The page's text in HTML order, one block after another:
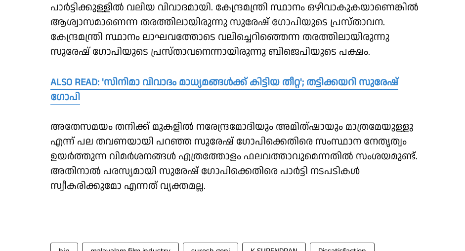
പാർട്ടിക്കുള്ളിൽ വലിയ വിവാദമായി. കേന്ദ്രമന്ത്രി സ്ഥാനം ഒഴിവാകുകയാണെങ്കിൽ
ആശ്വാസമാണെന്ന തരത്തിലായിരുന്നു സുരേഷ് ഗോപിയുടെ പ്രസ്താവന.
കേന്ദ്രമന്ത്രി സ്ഥാനം ലാഘവത്തോടെ വലിച്ചെറിഞ്ഞെന്ന തരത്തിലായിരുന്നു
സുരേഷ് ഗോപിയുടെ പ്രസ്താവനെന്നായിരുന്നു ബിജെപിയുടെ പക്ഷം.
ALSO READ: 'സിനിമാ വിവാദം മാധ്യമങ്ങള്‍ക്ക് കിട്ടിയ തീറ്റ'; തട്ടിക്കയറി സുരേഷ്
ഗോപി
അതേസമയം തനിക്ക് മുകളിൽ നരേന്ദ്രമോദിയും അമിത്ഷായും മാത്രമേയുള്ളു
എന്ന് പല തവണയായി പറഞ്ഞ സുരേഷ് ഗോപിക്കെതിരെ സംസ്ഥാന നേതൃത്വം
ഉയർത്തുന്ന വിമർശനങ്ങൾ എത്രത്തോളം ഫലവത്താവുമെന്നതിൽ സംശയമുണ്ട്.
അതിനാൽ പരസ്യമായി സുരേഷ് ഗോപിക്കെതിരെ പാർട്ടി നടപടികൾ
സ്വീകരിക്കുമോ എന്നത് വ്യക്തമല്ല.